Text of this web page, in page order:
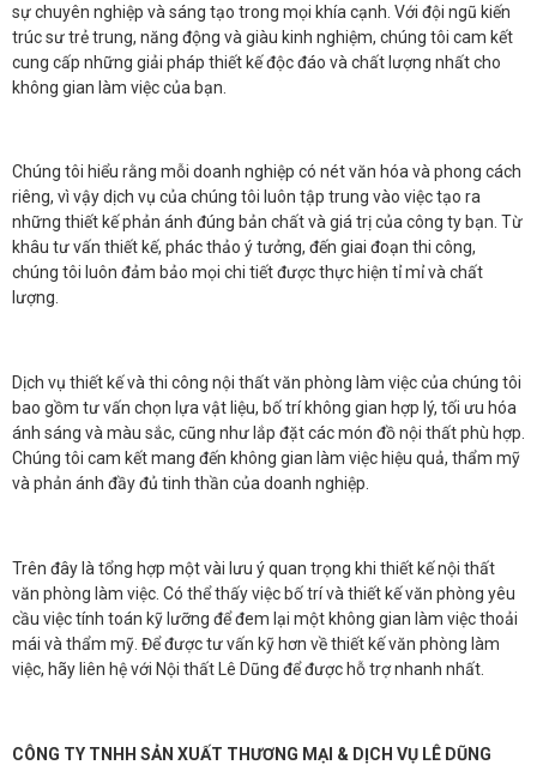
sự chuyên nghiệp và sáng tạo trong mọi khía cạnh. Với đội ngũ kiến
trúc sư trẻ trung, năng động và giàu kinh nghiệm, chúng tôi cam kết
cung cấp những giải pháp thiết kế độc đáo và chất lượng nhất cho
không gian làm việc của bạn.
Chúng tôi hiểu rằng mỗi doanh nghiệp có nét văn hóa và phong cách
riêng, vì vậy dịch vụ của chúng tôi luôn tập trung vào việc tạo ra
những thiết kế phản ánh đúng bản chất và giá trị của công ty bạn. Từ
khâu tư vấn thiết kế, phác thảo ý tưởng, đến giai đoạn thi công,
chúng tôi luôn đảm bảo mọi chi tiết được thực hiện tỉ mỉ và chất
lượng.
Dịch vụ thiết kế và thi công nội thất văn phòng làm việc của chúng tôi
bao gồm tư vấn chọn lựa vật liệu, bố trí không gian hợp lý, tối ưu hóa
ánh sáng và màu sắc, cũng như lắp đặt các món đồ nội thất phù hợp.
Chúng tôi cam kết mang đến không gian làm việc hiệu quả, thẩm mỹ
và phản ánh đầy đủ tinh thần của doanh nghiệp.
Trên đây là tổng hợp một vài lưu ý quan trọng khi thiết kế nội thất
văn phòng làm việc. Có thể thấy việc bố trí và thiết kế văn phòng yêu
cầu việc tính toán kỹ lưỡng để đem lại một không gian làm việc thoải
mái và thẩm mỹ. Để được tư vấn kỹ hơn về thiết kế văn phòng làm
việc, hãy liên hệ với Nội thất Lê Dũng để được hỗ trợ nhanh nhất.
CÔNG TY TNHH SẢN XUẤT THƯƠNG MẠI & DỊCH VỤ LÊ DŨNG